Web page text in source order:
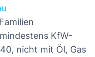
KfW-
nicht mit Öl, Gas